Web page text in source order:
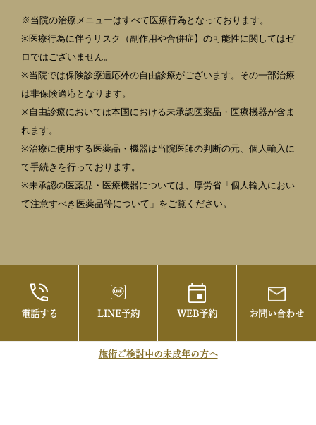
電話する LINE予約 WEB予約 お問い合わせ
施術ご検討中の未成年の方へ
※当院の治療メニューはすべて医療行為となっております。
※医療行為に伴うリスク（副作用や合併症】の可能性に関してはゼ
ロではございません。
※当院では保険診療適応外の自由診療がございます。その一部治療
は非保険適応となります。
※自由診療においては本国における未承認医薬品・医療機器が含ま
れます。
※治療に使用する医薬品・機器は当院医師の判断の元、個人輸入に
て手続きを行っております。
※未承認の医薬品・医療機器については、厚労省「個人輸入におい
て注意すべき医薬品等について」をご覧ください。
らお茶の水美容形成クリニック